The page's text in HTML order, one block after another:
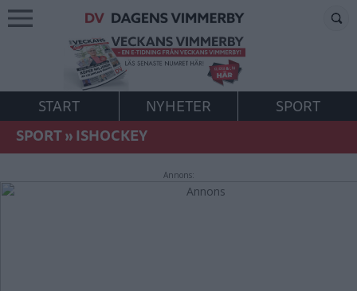
START NYHETER
SPORT
SPORT»ISHOCKEY
Annons: